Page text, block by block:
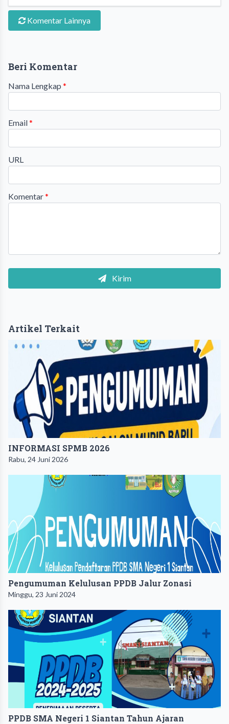
Komentar Lainnya
Beri Komentar
Nama Lengkap *
Email*
URL
Komentar*
Kirim
Artikel Terkait
INFORMASI SPMB 2026
Rabu, 24 Juni 2026
Pengumuman Kelulusan PPDB Jalur Zonasi
Minggu, 23 Juni 2024
PPDB SMA Negeri 1 Siantan Tahun Ajaran